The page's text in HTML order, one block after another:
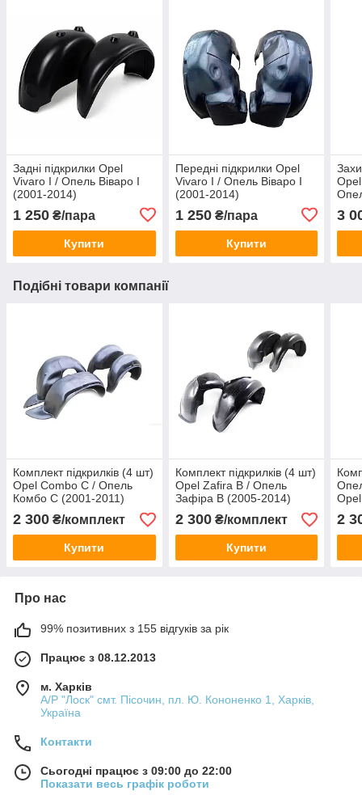
Задні підкрилки Opel
Vivaro I / Опель Віваро I
(2001-2014)
1 250 ₴/пара
Купити
Передні підкрилки Opel
Vivaro I / Опель Віваро I
(2001-2014)
1 250₴/пара
Купити
3
Подібні товари компанії
Комплект підкрилків (4 шт)
Opel Combo C / Опель
Комбо C (2001-2011)
2 300 ₴/комплект
Купити
Комплект підкрилків (4 шт)
Opel Zafira B / Опель
Зафіра B (2005-2014)
2 300₴/комплект
Купити
2
Про нас
99% позитивних з 155 відгуків за рік
Працює з 08.12.2013
м. Харків
А/Р "Лоск" смт. Пісочин, пл. Ю. Кононенко 1, Харків,
Україна
Контакти
Сьогодні працює з 09:00 до 22:00
Показати весь графік роботи